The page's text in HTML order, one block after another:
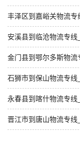
丰泽区到嘉峪关物流专
安溪县到临沧物流专线
金门县到鄂尔多斯物流
石狮市到保山物流专线
永春县到喀什物流专线
晋江市到唐山物流专线